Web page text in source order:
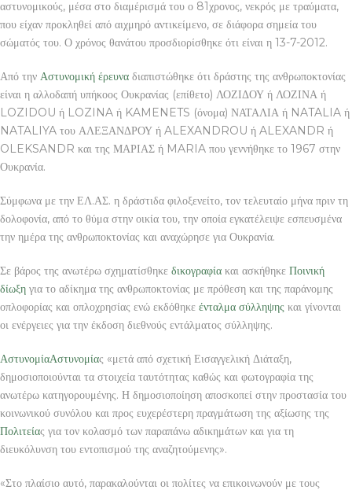
αστυνομικούς, μέσα στο διαμέρισμά του ο 81χρονος, νεκρός με τραύματα,
που είχαν προκληθεί από αιχμηρό αντικείμενο, σε διάφορα σημεία του
σώματός του. Ο χρόνος θανάτου προσδιορίσθηκε ότι είναι η 13-7-2012.
Από την Αστυνομική έρευνα διαπιστώθηκε ότι δράστης της ανθρωποκτονίας
είναι η αλλοδαπή υπήκοος Ουκρανίας (επίθετο) ΛΟΖΙΔΟΥ ή ΛΟΖΙΝΑ ή
LOZIDOU ή LOZINA ή KAMENETS (όνομα) ΝΑΤΑΛΙΑ ή NATALIA ή
NATALIYA του ΑΛΕΞΑΝΔΡΟΥ ή ALEXANDROU ή ALEXANDR ή
OLEKSANDR και της ΜΑΡΙΑΣ ή MARIA που γεννήθηκε το 1967 στην
Ουκρανία.
Σύμφωνα με την ΕΛ.ΑΣ. η δράστιδα φιλοξενείτο, τον τελευταίο μήνα πριν τη
δολοφονία, από το θύμα στην οικία του, την οποία εγκατέλειψε εσπευσμένα
την ημέρα της ανθρωποκτονίας και αναχώρησε για Ουκρανία.
Σε βάρος της ανωτέρω σχηματίσθηκε δικογραφία και ασκήθηκε Ποινική
δίωξη για το αδίκημα της ανθρωποκτονίας με πρόθεση και της παράνομης
οπλοφορίας και οπλοχρησίας ενώ εκδόθηκε ένταλμα σύλληψης και γίνονται
οι ενέργειες για την έκδοση διεθνούς εντάλματος σύλληψης.
ΑστυνομίαΑστυνομίας «μετά από σχετική Εισαγγελική Διάταξη,
δημοσιοποιούνται τα στοιχεία ταυτότητας καθώς και φωτογραφία της
ανωτέρω κατηγορουμένης. Η δημοσιοποίηση αποσκοπεί στην προστασία του
κοινωνικού συνόλου και προς ευχερέστερη πραγμάτωση της αξίωσης της
Πολιτείας για τον κολασμό των παραπάνω αδικημάτων και για τη
διευκόλυνση του εντοπισμού της αναζητούμενης».
«Στο πλαίσιο αυτό, παρακαλούνται οι πολίτες να επικοινωνούν με τους